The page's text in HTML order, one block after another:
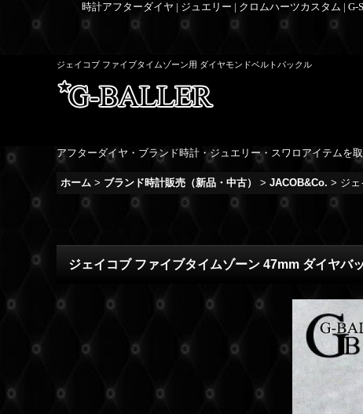
時計アフターダイヤ | ジュエリー | クロムハーツカスタム |
ジェイコブ ファイブタイムゾーン用 ダイヤモンドベルトバックル
アフターダイヤ・ブランド時計・ジュエリー・スワロアイテムを
ホーム > ブランド時計販売（新品・中古） > JACOB&Co. > ジ
ジェイコブ ファイブタイムゾーン 47mm ダイヤバ